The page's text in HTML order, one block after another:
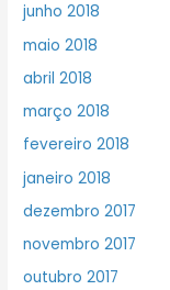
junho 2018
maio 2018
abril 2018
março 2018
fevereiro 2018
janeiro 2018
dezembro 2017
novembro 2017
outubro 2017